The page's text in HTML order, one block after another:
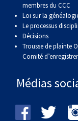
Vizsla à poil dur
Braque de Weimar
Husky sibérien
Saint Bernard
membres du CCC
Loi sur la
Le processus
Décisions
Trousse de plainte
Comité
Médias